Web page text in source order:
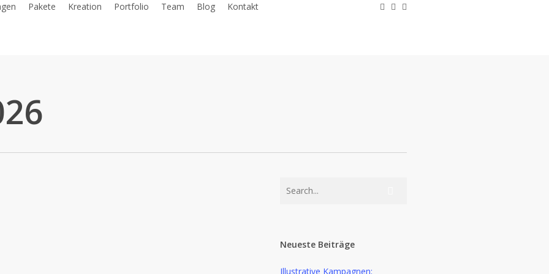
Pakete Kreation Portfolio Team Blog Kontakt linkedin
youtube
instagram
Neueste Beiträge
Illustrative Kampagnen: